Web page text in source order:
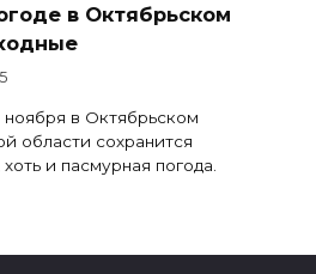
в Октябрьском
в Октябрьском
области сохранится
и пасмурная погода.